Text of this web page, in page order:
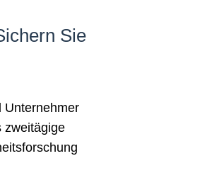
Sie
Unternehmer
zweitägige